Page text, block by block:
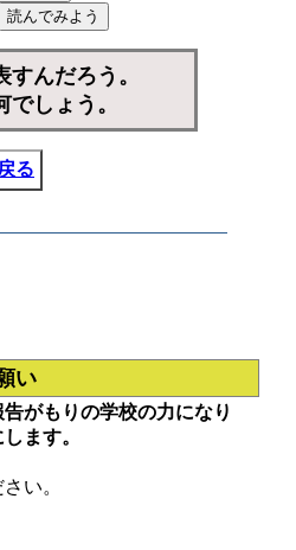
んだろう。
しょう。
る
い
がもりの学校の力になり
ます。
い。